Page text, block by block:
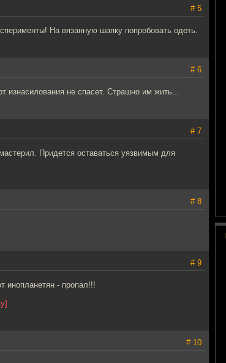
# 5
На вязанную шапку попробовать одеть.
# 6
изнасилования не спасет. Страшно им жить...
# 7
Придется оставаться уязвимым для
# 8
# 9
инопланетян - пропал!!!
# 10